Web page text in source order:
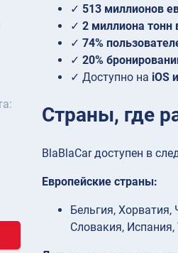
✓ 513 миллионов
✓ 2 миллиона тонн
✓ 74%
✓ 20%
✓ Доступно на iOS
Страны, где
BlaBlaCar доступен в
Европейские страны:
Бельгия,
Словакия,